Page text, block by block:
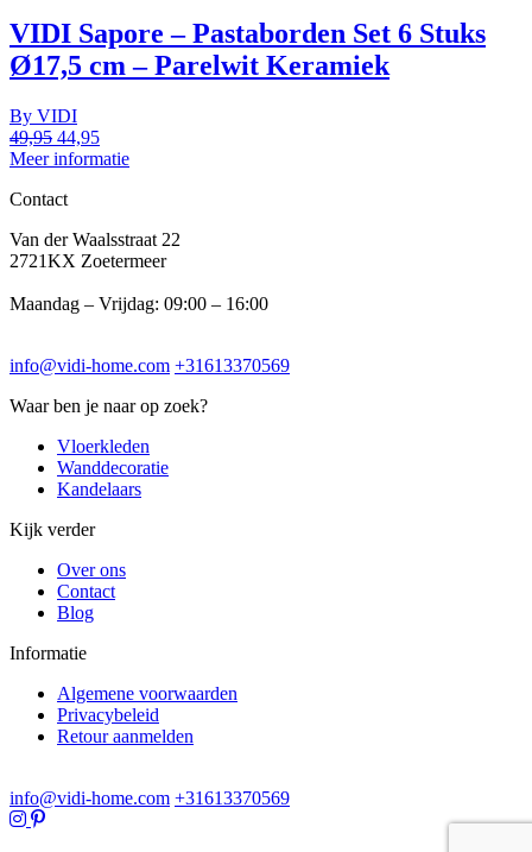
VIDI Sapore – Pastaborden Set 6 Stuks
Ø17,5 cm – Parelwit Keramiek
By VIDI
49,95 Oorspronkelijke
prijs
49,95.
44,95
prijs
Meer informatie
Contact
Van der Waalsstraat 22
2721KX Zoetermeer
Maandag – Vrijdag: 09:00 – 16:00
info@vidi-home.com +31613370569
Waar ben je naar op zoek?
Vloerkleden
Wanddecoratie
Kandelaars
Kijk verder
Over ons
Contact
Blog
Informatie
Algemene voorwaarden
Privacybeleid
Retour aanmelden
info@vidi-home.com +31613370569